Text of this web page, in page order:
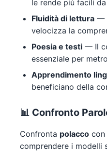
le rende più facili
Fluidità di lettura —
velocizza la
Poesia e testi — Il
essenziale per
Apprendimento
beneficiano della
📊 Confronto
Confronta polacco con
comprendere i modelli